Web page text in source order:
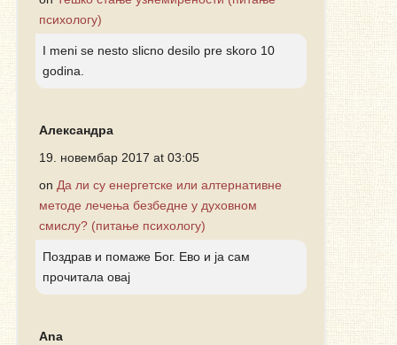
психологу)
I meni se nesto slicno desilo pre skoro 10
godina.
Александра
19. новембар 2017 at 03:05
on Да ли су енергетске или алтернативне
методе лечења безбедне у духовном
смислу? (питање психологу)
Поздрав и помаже Бог. Ево и ја сам
прочитала овај
Ana